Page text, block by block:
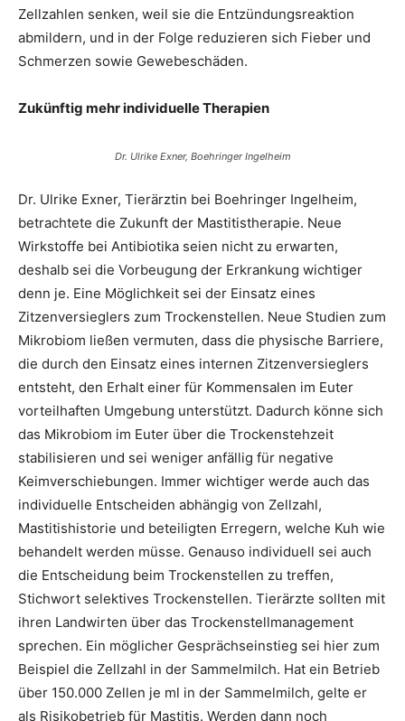
Zellzahlen senken, weil sie die Entzündungsreaktion
abmildern, und in der Folge reduzieren sich Fieber und
Schmerzen sowie Gewebeschäden.
Zukünftig mehr individuelle Therapien
Dr. Ulrike Exner, Boehringer Ingelheim
Dr. Ulrike Exner, Tierärztin bei Boehringer Ingelheim,
betrachtete die Zukunft der Mastitistherapie. Neue
Wirkstoffe bei Antibiotika seien nicht zu erwarten,
deshalb sei die Vorbeugung der Erkrankung wichtiger
denn je. Eine Möglichkeit sei der Einsatz eines
Zitzenversieglers zum Trockenstellen. Neue Studien zum
Mikrobiom ließen vermuten, dass die physische Barriere,
die durch den Einsatz eines internen Zitzenversieglers
entsteht, den Erhalt einer für Kommensalen im Euter
vorteilhaften Umgebung unterstützt. Dadurch könne sich
das Mikrobiom im Euter über die Trockenstehzeit
stabilisieren und sei weniger anfällig für negative
Keimverschiebungen. Immer wichtiger werde auch das
individuelle Entscheiden abhängig von Zellzahl,
Mastitishistorie und beteiligten Erregern, welche Kuh wie
behandelt werden müsse. Genauso individuell sei auch
die Entscheidung beim Trockenstellen zu treffen,
Stichwort selektives Trockenstellen. Tierärzte sollten mit
ihren Landwirten über das Trockenstellmanagement
sprechen. Ein möglicher Gesprächseinstieg sei hier zum
Beispiel die Zellzahl in der Sammelmilch. Hat ein Betrieb
über 150.000 Zellen je ml in der Sammelmilch, gelte er
als Risikobetrieb für Mastitis. Werden dann noch